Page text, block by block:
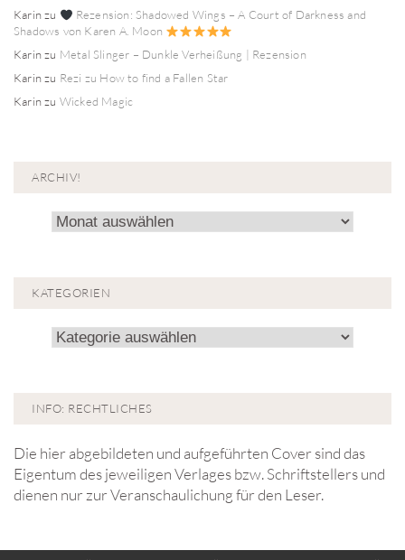
Karinzu
Rezension: Shadowed Wings – A Court of Darkness and
Shadows von Karen A. Moon
Karinzu Metal Slinger – Dunkle Verheißung | Rezension
Karinzu Rezi zu How to find a Fallen Star
Karinzu Wicked Magic
ARCHIV!
Archiv!
KATEGORIEN
Kategorien
INFO: RECHTLICHES
Die hier abgebildeten und aufgeführten Cover sind das
Eigentum des jeweiligen Verlages bzw. Schriftstellers und
dienen nur zur Veranschaulichung für den Leser.